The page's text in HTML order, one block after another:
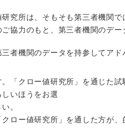
研究所は、そもそも第三者機関
協力のもと、第三者機関のデー
三者機関のデータを持参してア
。「クロー値研究所」を通じた
いほうをお選
。
ロー値研究所」を通した方が